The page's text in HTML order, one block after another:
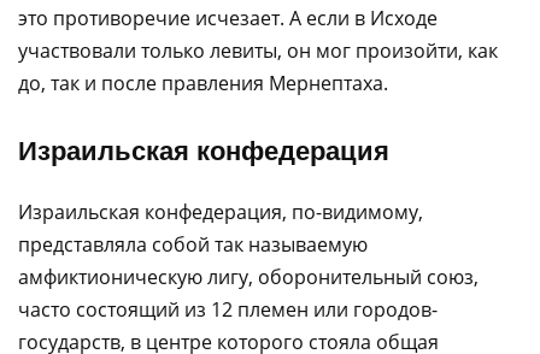
это противоречие исчезает. А если в Исходе
участвовали только левиты, он мог произойти, как
до, так и после правления Мернептаха.
Израильская конфедерация
Израильская конфедерация, по-видимому,
представляла собой так называемую
амфиктионическую лигу, оборонительный союз,
часто состоящий из 12 племен или городов-
государств, в центре которого стояла общая